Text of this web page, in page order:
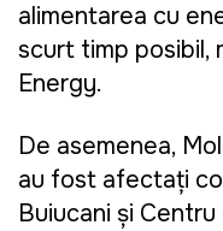
alimentarea cu
scurt timp posibil,
Energy.
De asemenea,
au fost afectaţi
Buiucani și Centru